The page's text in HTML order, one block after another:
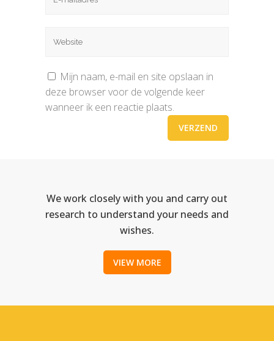
Mijn naam, e-mail en site opslaan in
deze browser voor de volgende keer
wanneer ik een reactie plaats.
We work closely with you and carry out
research to understand your needs and
wishes.
VIEW MORE